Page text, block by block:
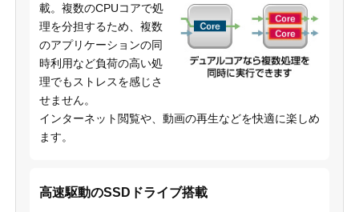
載。複数のCPUコアで処
理を分担するため、複数
のアプリケーションの同
時利用など負荷の高い処
理でもストレスを感じさ
せません。
インターネット閲覧や、動画の再生などを快適に楽しめ
ます。
高速駆動のSSDドライブ搭載